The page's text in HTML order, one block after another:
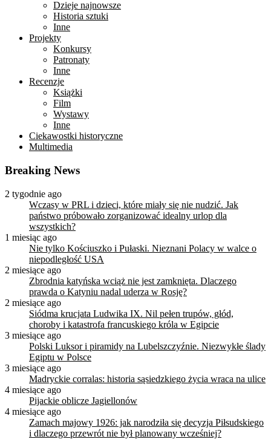
Dzieje najnowsze
Historia sztuki
Inne
Projekty
Konkursy
Patronaty
Inne
Recenzje
Książki
Film
Wystawy
Inne
Ciekawostki historyczne
Multimedia
Breaking News
2 tygodnie ago
Wczasy w PRL i dzieci, które miały się nie nudzić. Jak
państwo próbowało zorganizować idealny urlop dla
wszystkich?
1 miesiąc ago
Nie tylko Kościuszko i Pułaski. Nieznani Polacy w walce o
niepodległość USA
2 miesiące ago
Zbrodnia katyńska wciąż nie jest zamknięta. Dlaczego
prawda o Katyniu nadal uderza w Rosję?
2 miesiące ago
Siódma krucjata Ludwika IX. Nil pełen trupów, głód,
choroby i katastrofa francuskiego króla w Egipcie
3 miesiące ago
Polski Luksor i piramidy na Lubelszczyźnie. Niezwykłe ślady
Egiptu w Polsce
3 miesiące ago
Madryckie corralas: historia sąsiedzkiego życia wraca na ulice
4 miesiące ago
Pijackie oblicze Jagiellonów
4 miesiące ago
Zamach majowy 1926: jak narodziła się decyzja Piłsudskiego
i dlaczego przewrót nie był planowany wcześniej?